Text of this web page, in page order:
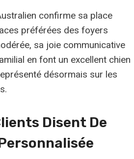
confirme sa place
préférées des foyers
sa joie communicative
en font un excellent chien
désormais sur les
Disent De